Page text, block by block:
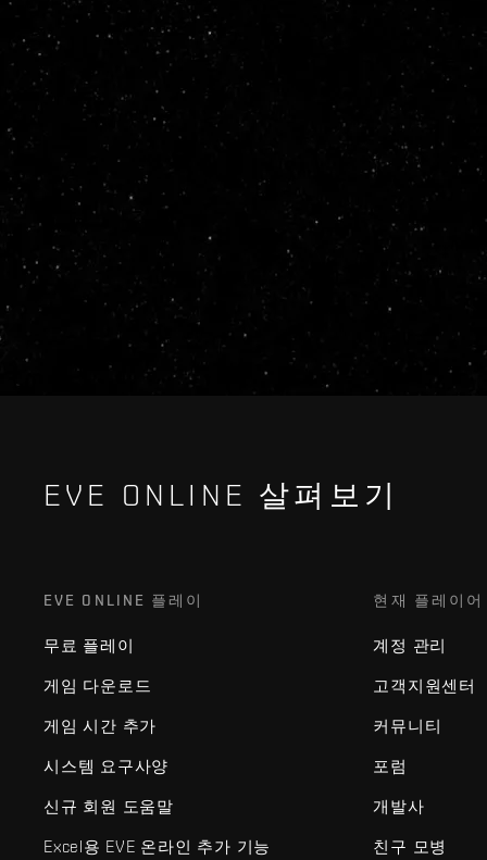
EVE ONLINE 살펴보기
EVE ONLINE 플레이
무료 플레이
게임 다운로드
게임 시간 추가
시스템 요구사양
신규 회원 도움말
Excel용 EVE 온라인 추가 기능
현재 플레이어
계정 관리
고객지원센터
커뮤니티
포럼
개발사
친구 모병